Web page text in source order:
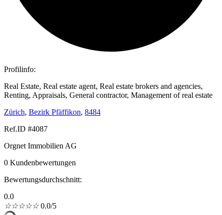
Profilinfo:
Real Estate, Real estate agent, Real estate brokers and agencies,
Renting, Appraisals, General contractor, Management of real estate
Zürich, Bezirk Pfäffikon, 8484
Ref.ID #4087
Orgnet Immobilien AG
0 Kundenbewertungen
Bewertungsdurchschnitt:
0.0
☆☆☆☆☆ 0.0/5